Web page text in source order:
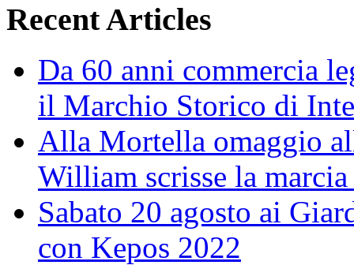
Recent Articles
Da 60 anni commercia
il Marchio Storico di
Alla Mortella omaggio
William scrisse la
Sabato 20 agosto ai
con Kepos 2022